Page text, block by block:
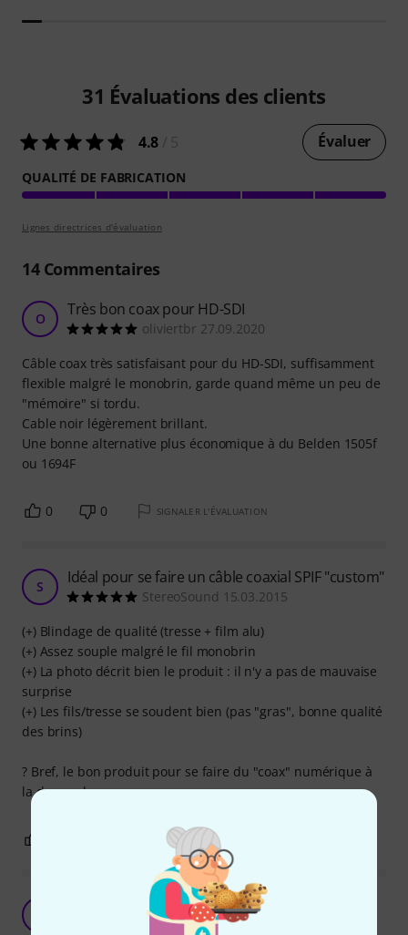
31 Évaluations des clients
4.8 Évaluer
QUALITÉ DE FABRICATION
Lignes directrices d'évaluation
14Commentaires
O Très bon coax pour HD-SDI
oliviertbr 27.09.2020
Câble coax très satisfaisant pour du HD-SDI, suffisamment
flexible malgré le monobrin, garde quand même un peu de
"mémoire" si tordu.
Cable noir légèrement brillant.
Une bonne alternative plus économique à du Belden 1505f
ou 1694F
0 0 SIGNALER L'ÉVALUATION
S Idéal pour se faire un câble coaxial SPIF "custom"
StereoSound 15.03.2015
(+) Blindage de qualité (tresse + film alu)
(+) Assez souple malgré le fil monobrin
(+) La photo décrit bien le produit : il n'y a pas de mauvaise
surprise
(+) Les fils/tresse se soudent bien (pas "gras", bonne qualité
des brins)
? Bref, le bon produit pour se faire du "coax" numérique à
la demande.
SIGNALER L'ÉVALUATION
Alexandre5129 24.07.2023